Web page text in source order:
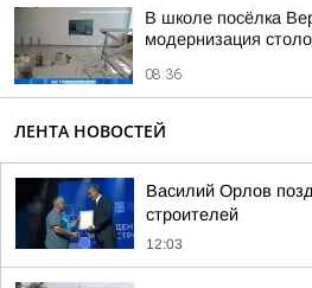
В школе посёлка
модернизация
08:36
ЛЕНТА НОВОСТЕЙ
Василий Орлов
строителей
12:03